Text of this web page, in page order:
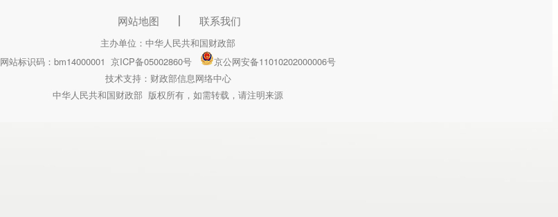
网站地图 联系我们
主办单位：中华人民共和国财政部
网站标识码：bm14000001 京ICP备05002860号
京公网安备11010202000006号
技术支持：财政部信息网络中心
中华人民共和国财政部 版权所有，如需转载，请注明来源